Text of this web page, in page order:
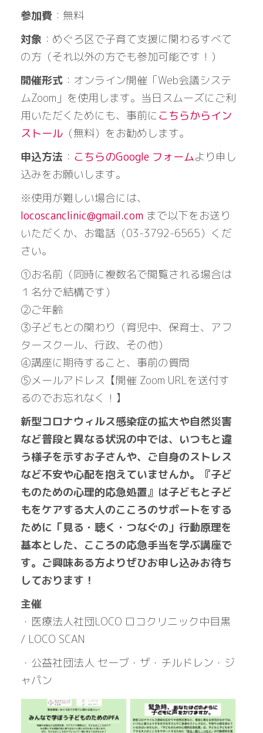
参加費 ：無料
対象 ：めぐろ区で子育て支援に関わるすべて
の方（それ以外の方でも参加可能です！）
開催形式 ：オンライン開催「Web会議システ
ムZoom」を使用します。当日スムーズにご利
用いただくためにも、事前にこちらからイン
ストール （無料）をお勧めします。
申込方法 ： こちらのGoogle フォームより申し
込みをお願いします。
※使用が難しい場合には、
locoscanclinic@gmail.com まで以下をお送り
いただくか、お電話（03-3792-6565）くだ
さい。
①お名前（同時に複数名で閲覧される場合は
１名分で結構です）
②ご年齢
③子どもとの関わり（育児中、保育士、アフ
タースクール、行政、その他）
④講座に期待すること、事前の質問
⑤メールアドレス【開催 Zoom URLを送付す
るのでお忘れなく！】
新型コロナウィルス感染症の拡大や自然災害
など普段と異なる状況の中では、いつもと違
う様子を示すお子さんや、ご自身のストレス
など不安や心配を抱えていませんか。『子ど
ものための心理的応急処置』は子どもと子ど
もをケアする大人のこころのサポートをする
ために「見る・聴く・つなぐの」行動原理を
基本とした、こころの応急手当を学ぶ講座で
す。ご興味ある方よりぜひお申し込みお待ち
しております！
主催
・医療法人社団LOCO ロコクリニック中目黒
/ LOCO SCAN
・公益社団法人 セーブ・ザ・チルドレン・ジ
ャパン